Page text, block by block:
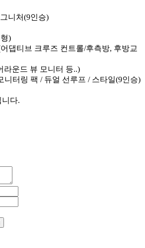
니처(9인승)
)
댑티브 크루즈 컨트롤/후측방, 후방교
라운드 뷰 모니터 등..)
니터링 팩 / 듀얼 선루프 / 스타일(9인승)
다.